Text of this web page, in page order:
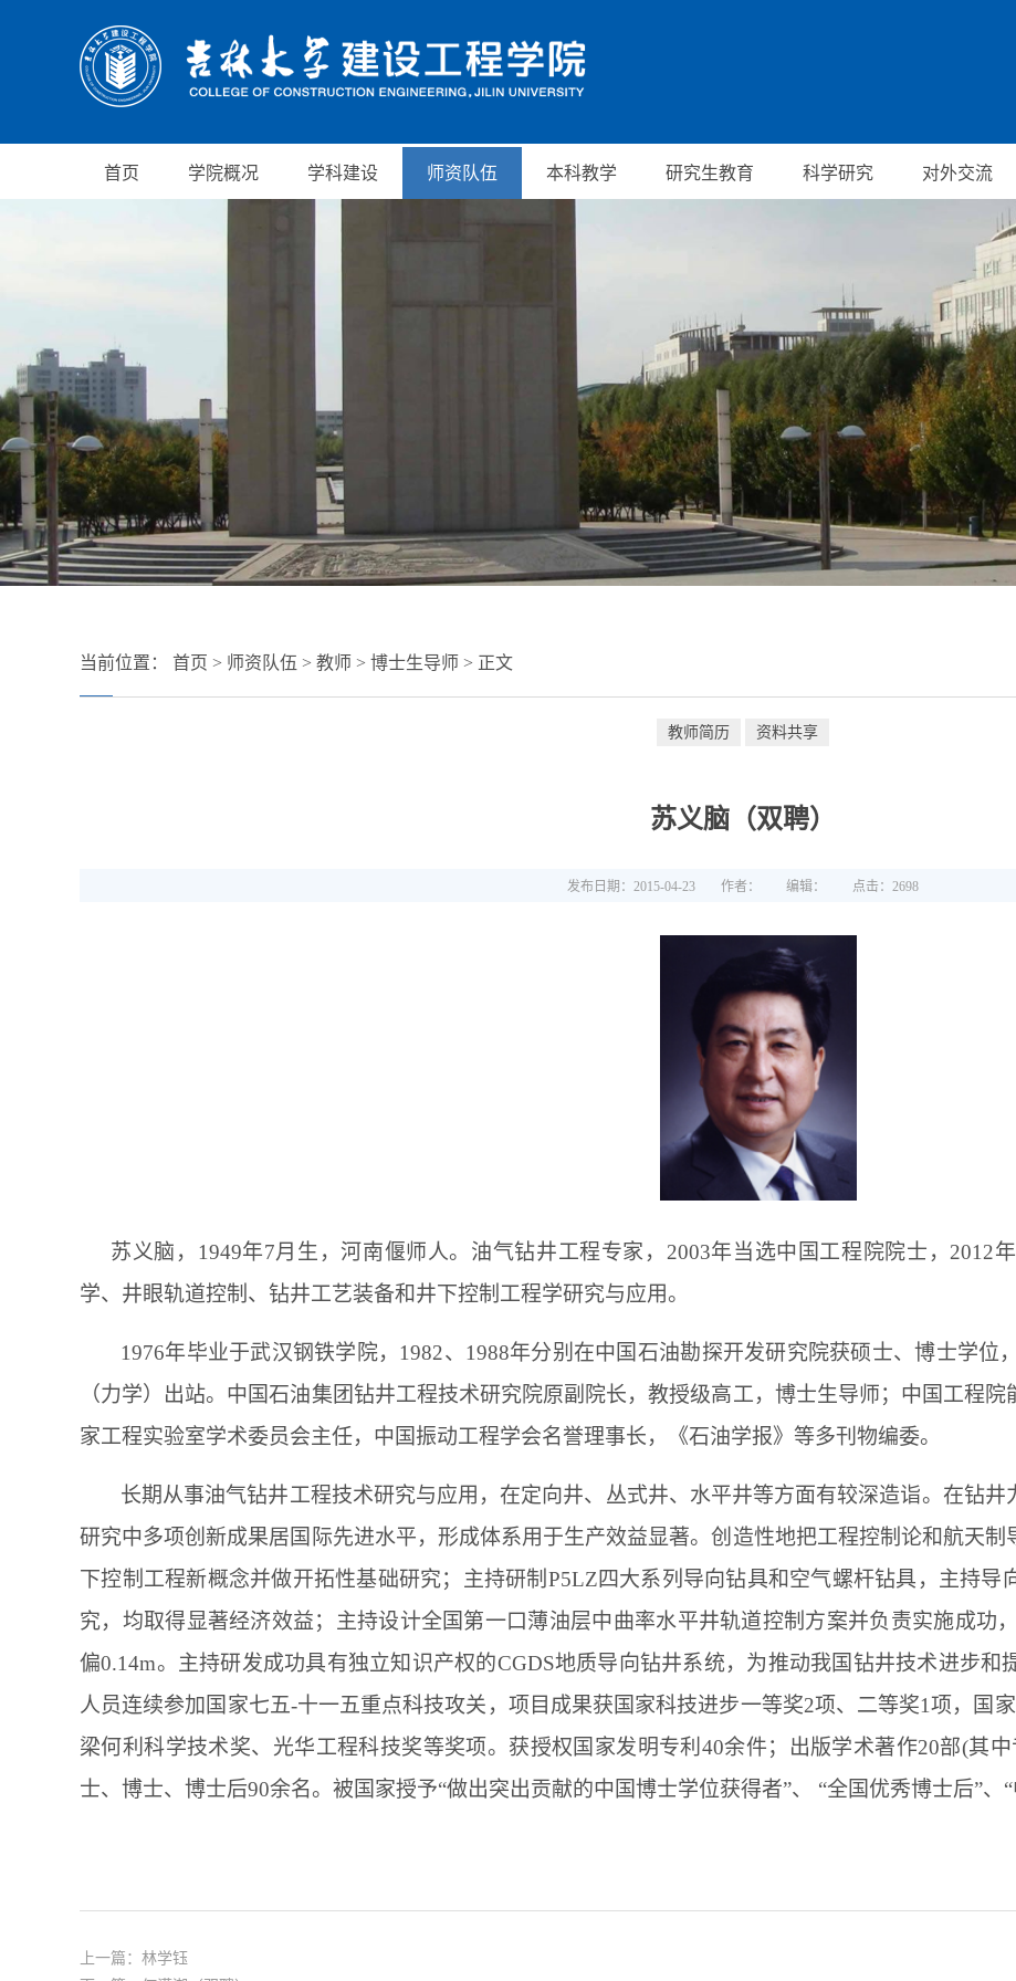
首页 学院概况 学科建设 师资队伍 本科教学 研究生教育 科学研究 对外交流
当前位置： 首页 > 师资队伍 > 教师 > 博士生导师 > 正文
教师简历 资料共享
苏义脑（双聘）
发布日期：2015-04-23 作者： 编辑： 点击： 2698
苏义脑， 1949年7月生，河南偃师人。油气钻井工程专家， 2003年当选中国工程院院士， 2012
学、井眼轨道控制、钻井工艺装备和井下控制工程学研究与应用。
1976年毕业于武汉钢铁学院， 1982、 1988年分别在中国石油勘探开发研究院获硕士、博士学位，
（力学）出站。中国石油集团钻井工程技术研究院原副院长，教授级高工，博士生导师；中国工程
家工程实验室学术委员会主任，中国振动工程学会名誉理事长，《石油学报》等多刊物编委。
长期从事油气钻井工程技术研究与应用，在定向井、丛式井、水平井等方面有较深造诣。在钻
研究中多项创新成果居国际先进水平，形成体系用于生产效益显著。创造性地把工程控制论和航天
下控制工程新概念并做开拓性基础研究；主持研制 P5LZ四大系列导向钻具和空气螺杆钻具，主持
究，均取得显著经济效益；主持设计全国第一口薄油层中曲率水平井轨道控制方案并负责实施成功
偏0.14m。主持研发成功具有独立知识产权的CGDS地质导向钻井系统，为推动我国钻井技术进步和
人员连续参加国家七五-十一五重点科技攻关，项目成果获国家科技进步一等奖2项、二等奖1项，国
梁何利科学技术奖、光华工程科技奖等奖项。获授权国家发明专利 40余件；出版学术著作20部(其中
士、博士、博士后90余名。被国家授予“做出突出贡献的中国博士学位获得者”、 “全国优秀博士后”、“
上一篇： 林学钰